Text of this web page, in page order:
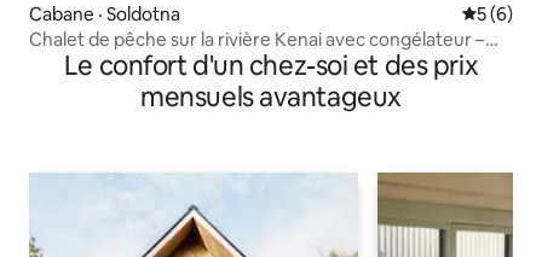
Cabane · Soldotna Note
5 (6)
Chalet de pêche sur la rivière Kenai avec congélateur –
version mise à jour
Le confort d'un chez-soi et des prix
mensuels avantageux